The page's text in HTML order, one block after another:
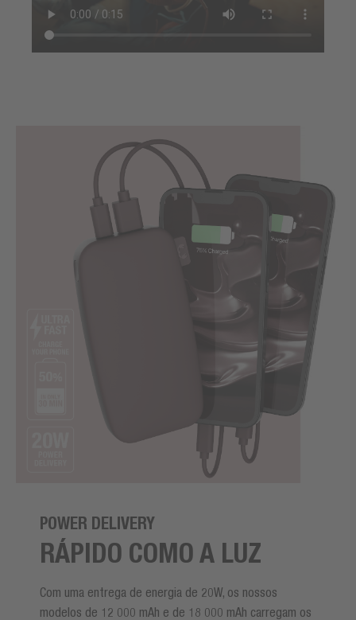
POWER DELIVERY
RÁPIDO COMO A LUZ
Com uma entrega de energia de 20W, os nossos
modelos de 12 000 mAh e de 18 000 mAh carregam os